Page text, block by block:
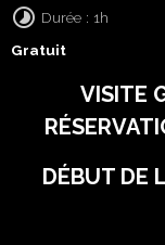
Durée : 1h
Gratuit
VISITE
DÉBUT DE